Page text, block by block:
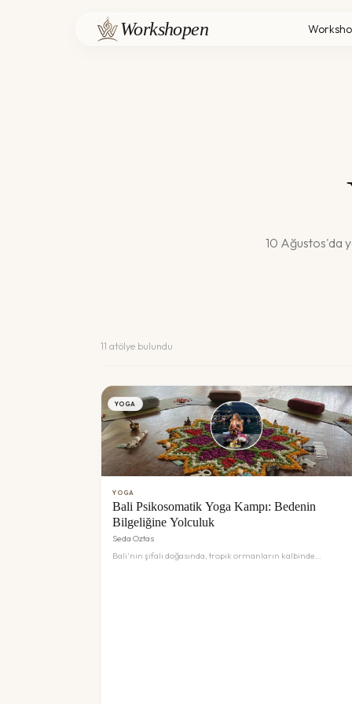
Workshopen
10 Ağustos'da
11 atölye bulundu
YOGA
YOGA
Bali Psikosomatik Yoga Kampı: Bedenin
Bilgeliğine Yolculuk
Seda Oztas
Bali’nin şifalı doğasında, tropik ormanların kalbinde